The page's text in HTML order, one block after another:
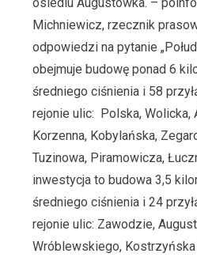
osiedlu Augustówka. –
Michniewicz, rzecznik
odpowiedzi na pytanie
obejmuje budowę ponad 6
średniego ciśnienia i 58
rejonie ulic: Polska, Wolicka,
Korzenna, Kobylańska,
Tuzinowa, Piramowicza,
inwestycja to budowa 3,5
średniego ciśnienia i 24
rejonie ulic: Zawodzie,
Wróblewskiego, Kostrzyńska